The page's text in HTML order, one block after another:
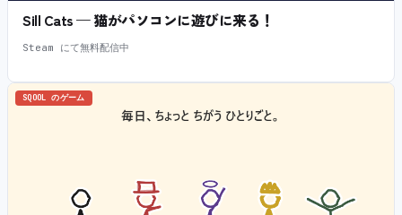
Sill Cats — 猫がパソコンに遊びに来る！
Steam にて無料配信中
SQOOL のゲーム